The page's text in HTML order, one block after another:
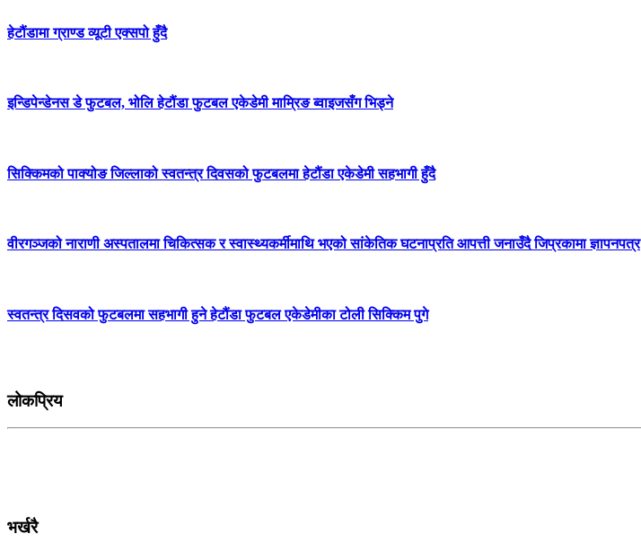
हेटौंडामा ग्राण्ड व्यूटी एक्सपो हुँदै
इन्डिपेन्डेनस डे फुटबल, भोलि हेटौंडा फुटबल एकेडेमी माम्रिङ ब्वाइजसँग भिड्ने
सिक्किमको पाक्योङ जिल्लाको स्वतन्त्र दिवसको फुटबलमा हेटौंडा एकेडेमी सहभागी हुँदै
वीरगञ्जको नाराणी अस्पतालमा चिकित्सक र स्वास्थ्यकर्मीमाथि भएको सांकेतिक घटनाप्रति आपत्ती जनाउँदै जिप्रकामा ज्ञापनपत्र
स्वतन्त्र दिसवको फुटबलमा सहभागी हुने हेटौंडा फुटबल एकेडेमीका टोली सिक्किम पुगे
लोकप्रिय
भर्खरै